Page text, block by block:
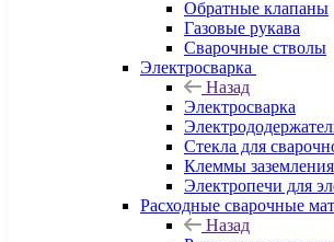
Обратные клапаны
Газовые рукава
Сварочные стволы
Электросварка
Назад
Электросварка
Стекла для
Клеммы заземления
Электропечи для
Расходные сварочные
Назад